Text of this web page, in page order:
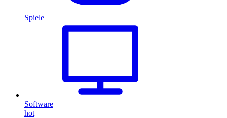
Spiele
Software
hot